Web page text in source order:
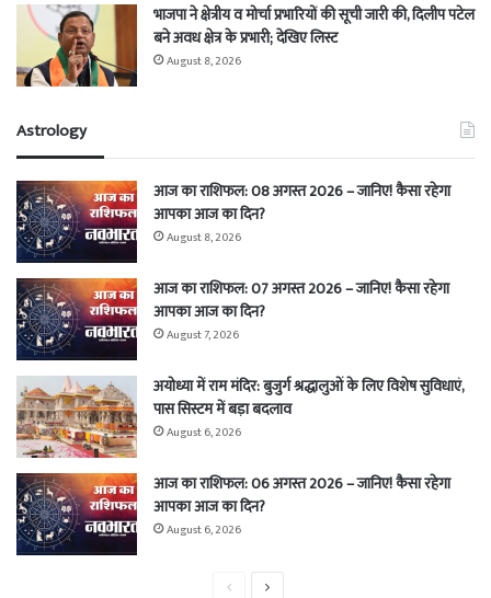
भाजपा ने क्षेत्रीय व मोर्चा प्रभारियों की सूची जारी की, दिलीप पटेल
बने अवध क्षेत्र के प्रभारी; देखिए लिस्ट
August 8, 2026
Astrology
आज का राशिफल: 08 अगस्त 2026 – जानिए! कैसा रहेगा
आपका आज का दिन?
August 8, 2026
आज का राशिफल: 07 अगस्त 2026 – जानिए! कैसा रहेगा
आपका आज का दिन?
August 7, 2026
अयोध्या में राम मंदिर: बुजुर्ग श्रद्धालुओं के लिए विशेष सुविधाएं,
पास सिस्टम में बड़ा बदलाव
August 6, 2026
आज का राशिफल: 06 अगस्त 2026 – जानिए! कैसा रहेगा
आपका आज का दिन?
August 6, 2026
PreviousNext